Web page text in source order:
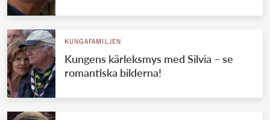
KUNGAFAMILJEN
Kungens kärleksmys med Silvia – se
romantiska bilderna!